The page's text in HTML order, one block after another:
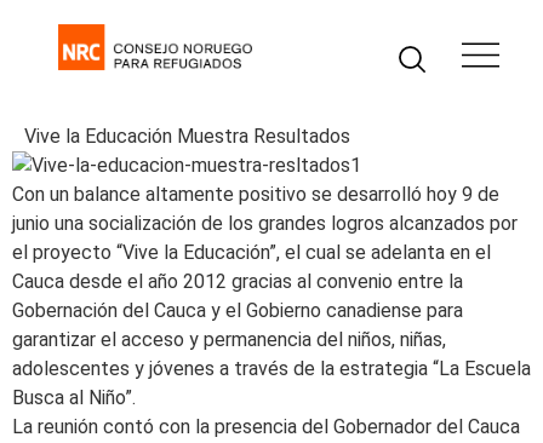
Vive la Educación Muestra Resultados
Con un balance altamente positivo se desarrolló hoy 9 de
junio una socialización de los grandes logros alcanzados por
el proyecto “Vive la Educación”, el cual se adelanta en el
Cauca desde el año 2012 gracias al convenio entre la
Gobernación del Cauca y el Gobierno canadiense para
garantizar el acceso y permanencia del niños, niñas,
adolescentes y jóvenes a través de la estrategia “La Escuela
Busca al Niño”.
La reunión contó con la presencia del Gobernador del Cauca